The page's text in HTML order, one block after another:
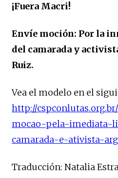
¡Fuera Macri!
Envíe moción: Por la
del camarada y
Ruiz.
Vea el modelo en el
http://
mocao-pela-imediata-
camarada-e-ativista-
Traducción: Natalia